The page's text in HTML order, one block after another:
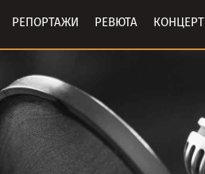
РЕПОРТАЖИ РЕВЮТА